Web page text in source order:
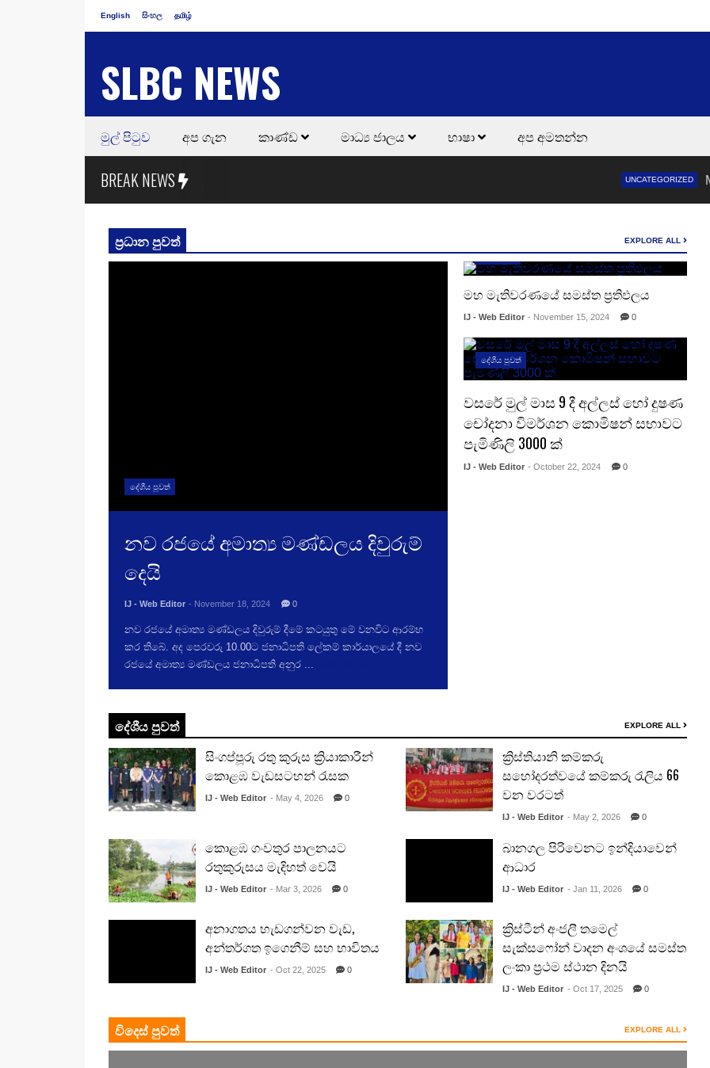
English සිංහල தமிழ்
SLBC NEWS
මුල් පිටුව අප ගැන කාණ්ඩ මාධ්‍ය ජාලය භාෂා අප අමතන්න
BREAK NEWS UNCATEGORIZED
ප්‍රධාන පුවත් EXPLORE ALL
දේශීය පුවත්
නව රජයේ අමාත්‍ය මණ්ඩලය දිවුරුම්
දෙයි
IJ - Web Editor - November 18, 2024 0
නව රජයේ අමාත්‍ය මණ්ඩලය දිවුරුම් දීමේ කටයුතු මේ වනවිට ආරම්භ
කර තිබේ. ‍අද පෙරවරු 10.00ට ජනාධිපති ලේකම් කාර්යාලයේ දී නව
රජයේ අමාත්‍ය මණ්ඩලය ජනාධිපති අනුර ...
මහ මැතිවරණයේ සමස්ත ප්‍රතිඵලය
IJ - Web Editor - November 15, 2024 0
දේශීය පුවත්
වසරේ මුල් මාස 9 දී අල්ලස් හෝ දුෂණ
චෝදනා විමර්ශන කොමිෂන් සභාවට
පැමිණිලි 3000 ක්
IJ - Web Editor - October 22, 2024 0
දේශීය පුවත් EXPLORE ALL
සිංගප්පූරු රතු කුරුස ක්‍රියාකාරීන්
කොළඹ වැඩසටහන් රැසක
IJ - Web Editor - May 4, 2026 0
ක්‍රිස්තියානි කම්කරු
සහෝදරත්වයේ කම්කරු රැලිය 66
වන වරටත්
IJ - Web Editor - May 2, 2026 0
කොළඹ ගංවතුර පාලනයට
රතුකුරුසය මැදිහත් වෙයි
IJ - Web Editor - Mar 3, 2026 0
බානගල පිරිවෙනට ඉන්දියාවෙන්
ආධාර
IJ - Web Editor - Jan 11, 2026 0
අනාගතය හැඩගන්වන වැඩ,
අන්තර්ගත ඉගෙනීම් සහ භාවිතය
IJ - Web Editor - Oct 22, 2025 0
ක්‍රිස්ටීන් අංජලී තමෙල්
සැක්සෆෝන් වාදන අංශයේ සමස්ත
ලංකා ප්‍රථම ස්ථාන දිනයි
IJ - Web Editor - Oct 17, 2025 0
විදෙස් පුවත් EXPLORE ALL